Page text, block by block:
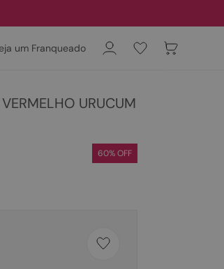
um Franqueado
URUCUM
60% OFF